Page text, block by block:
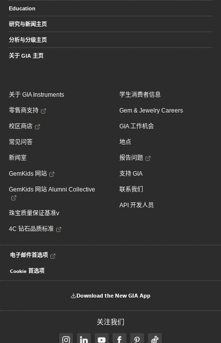
Education
研究与新闻主页
分析与分级主页
关于 GIA 主页
关于 GIA Instruments
零售商支持
校区商店
常见问答
新闻室
GemKids 网站
GemKids 网站 Alumni Collective
珠宝质量保证基准v
4C 钻石品质标准
学生消费者信息
Gem & Jewelry Careers
GIA 工作机会
地点
报告问题
支持 GIA
联系我们
API 开发人员
电子邮件首选项
Cookie 首选项
Download the New GIA App
关注我们